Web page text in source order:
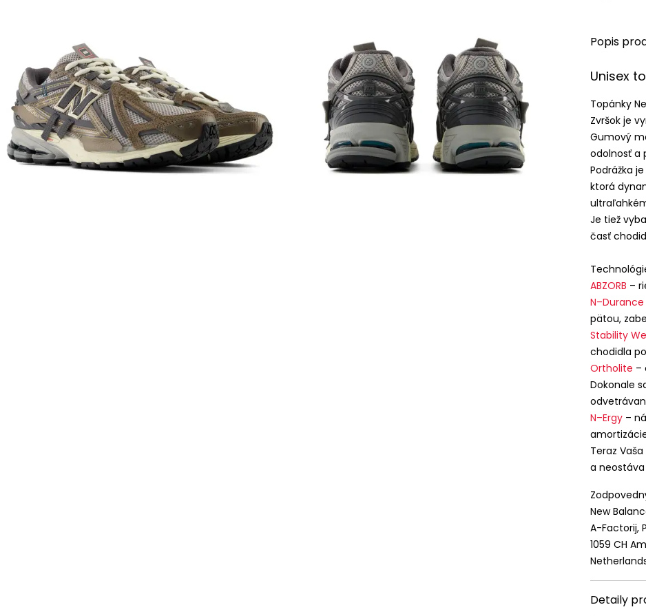
Popis
Unisex
Topánky
Zvršok je
Gumový
odolnosť a
Podrážka
ktorá
Je tiež
časť
ABZORB –
N–Durance
pätou,
Stability
chodidla
Ortholite –
Dokonale
N–Ergy–
Teraz
a
New
A-Factorij,
1059 CH
Detaily